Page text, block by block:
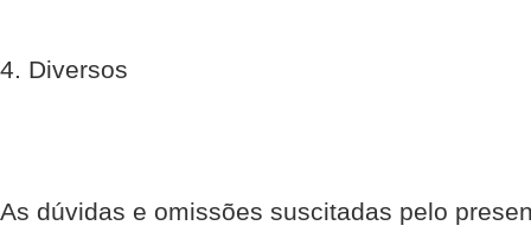
4. Diversos
As dúvidas e omissões suscitadas pelo